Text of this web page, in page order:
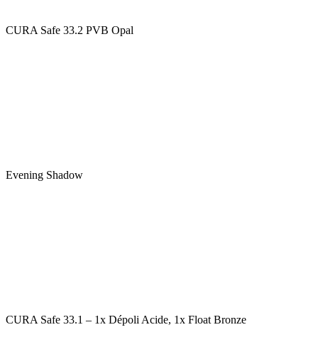
CURA Safe 33.2 PVB Opal
Evening Shadow
CURA Safe 33.1 – 1x Dépoli Acide, 1x Float Bronze